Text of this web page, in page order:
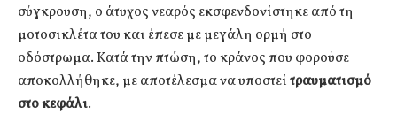
σύγκρουση, ο άτυχος νεαρός εκσφενδονίστηκε από τη
μοτοσικλέτα του και έπεσε με μεγάλη ορμή στο
οδόστρωμα. Κατά την πτώση, το κράνος που φορούσε
αποκολλήθηκε, με αποτέλεσμα να υποστείτραυματισμό
στο κεφάλι.